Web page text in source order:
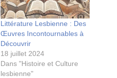
Littérature Lesbienne : Des
Œuvres Incontournables à
Découvrir
18 juillet 2024
Dans "Histoire et Culture
lesbienne"